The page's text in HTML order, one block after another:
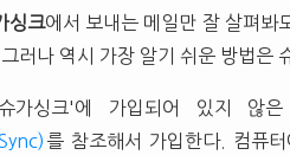
싱크에서 보내는 메일만 잘 살펴봐
러나 역시 가장 알기 쉬운 방법은
가싱크'에 가입되어 있지 않
를 참조해서 가입한다. 컴퓨